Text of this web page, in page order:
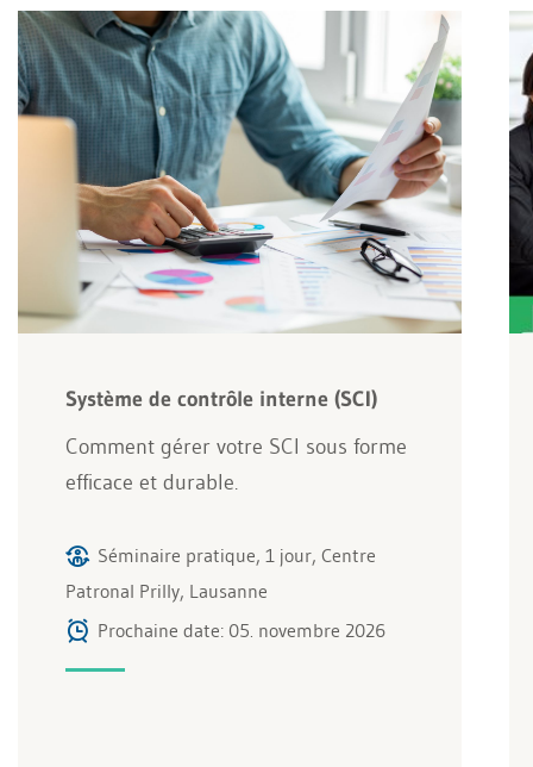
Système de contrôle interne (SCI)
Comment gérer votre SCI sous forme
efficace et durable.
Séminaire pratique, 1 jour, Centre
Patronal Prilly, Lausanne
Prochaine date: 05. novembre 2026